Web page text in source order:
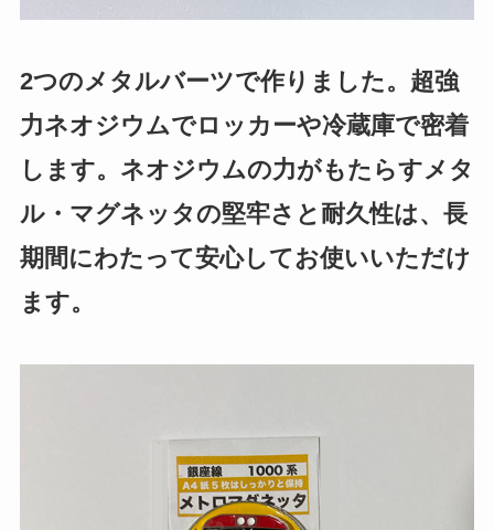
2つのメタルバーツで作りました。超強
力ネオジウムでロッカーや冷蔵庫で密着
します。ネオジウムの力がもたらすメタ
ル・マグネッタの堅牢さと耐久性は、長
期間にわたって安心してお使いいただけ
ます。